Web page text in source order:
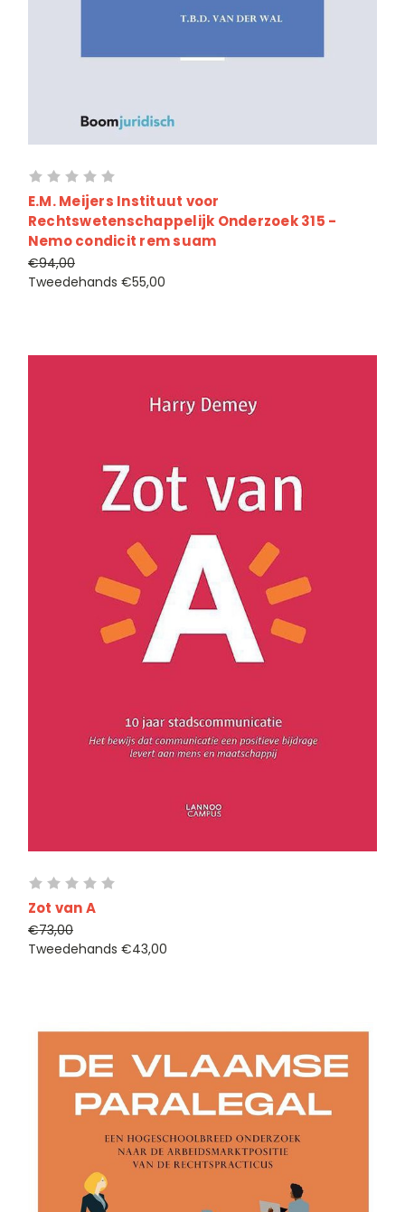
E.M. Meijers Instituut voor
Rechtswetenschappelijk Onderzoek 315 -
Nemo condicit rem suam
€94,00
Tweedehands €55,00
Zot van A
€73,00
Tweedehands €43,00